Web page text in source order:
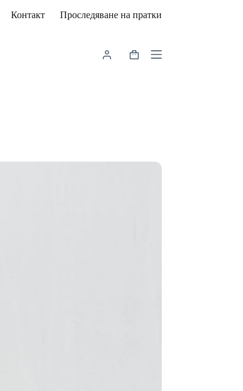
Контакт Проследяване на пратки
Shopping